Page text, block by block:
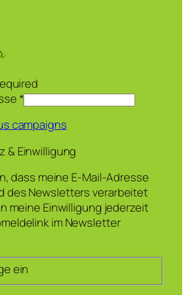
*
campaigns
& Einwilligung
dass meine E-Mail-Adresse
des Newsletters verarbeitet
meine Einwilligung jederzeit
im Newsletter
ein